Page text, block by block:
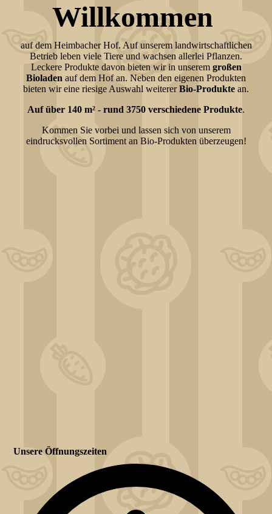
Willkommen
auf dem Heimbacher Hof. Auf unserem landwirtschaftlichen
Betrieb leben viele Tiere und wachsen allerlei Pflanzen.
Leckere Produkte davon bieten wir in unserem großen
Bioladen auf dem Hof an. Neben den eigenen Produkten
bieten wir eine riesige Auswahl weitererBio-Produkte an.
Auf über 140 m² - rund 3750 verschiedene Produkte.
Kommen Sie vorbei und lassen sich von unserem
eindrucksvollen Sortiment an Bio-Produkten überzeugen!
Unsere Öffnungszeiten